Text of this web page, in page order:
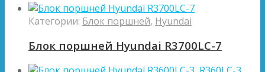
Категории: Блок поршней, Hyundai
Блок поршней Hyundai R3700LC-7